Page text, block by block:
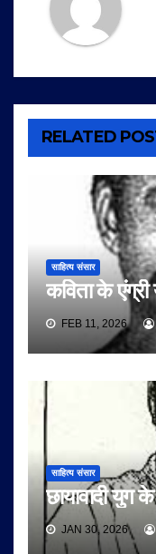
RELATED
साहित्य संसार
कविता के
FEB 11, 2026
साहित्य संसार
छायावादी युग
JAN 30, 2026